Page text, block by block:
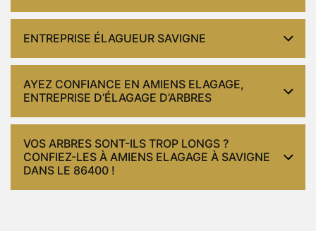
ENTREPRISE ÉLAGUEUR SAVIGNE
AYEZ CONFIANCE EN AMIENS ELAGAGE,
ENTREPRISE D’ÉLAGAGE D’ARBRES
VOS ARBRES SONT-ILS TROP LONGS ?
CONFIEZ-LES À AMIENS ELAGAGE À SAVIGNE
DANS LE 86400 !